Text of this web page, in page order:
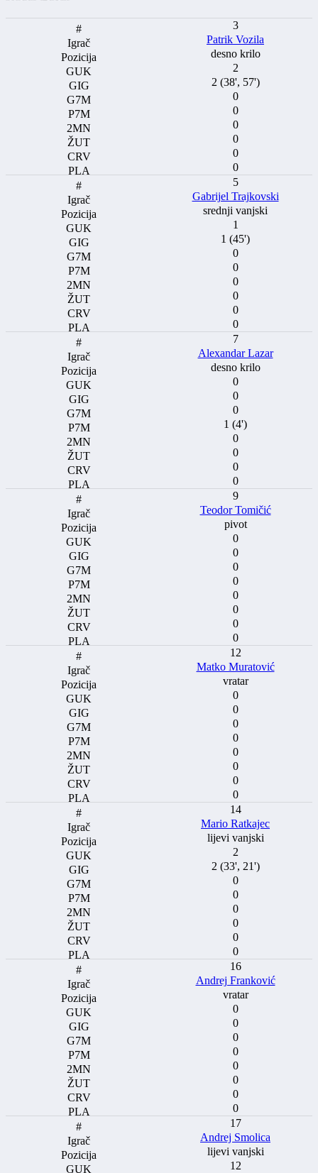
3
Patrik Vozila
desno krilo
2
2 (38', 57')
0
0
0
0
0
0
5
Gabrijel Trajkovski
srednji vanjski
1
1 (45')
0
0
0
0
0
0
7
Alexandar Lazar
desno krilo
0
0
0
1 (4')
0
0
0
0
9
Teodor Tomičić
pivot
0
0
0
0
0
0
0
0
12
Matko Muratović
vratar
0
0
0
0
0
0
0
0
14
Mario Ratkajec
lijevi vanjski
2
2 (33', 21')
0
0
0
0
0
0
16
Andrej Franković
vratar
0
0
0
0
0
0
0
0
17
Andrej Smolica
lijevi vanjski
12